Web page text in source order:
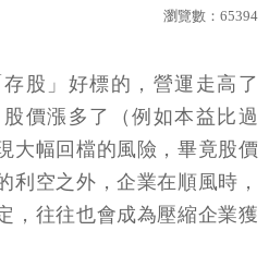
瀏覽數： 65394
股」好標的，營運走高了
股價漲多了（例如本益比過
大幅回檔的風險，畢竟股價
利空之外，企業在順風時，
，往往也會成為壓縮企業獲